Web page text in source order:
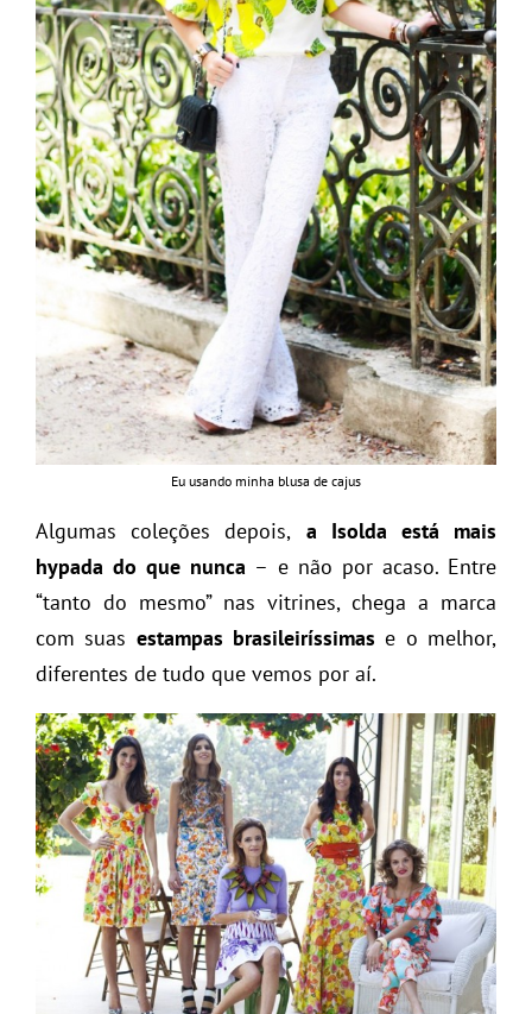
Eu usando minha blusa de cajus
Algumas coleções depois, a Isolda está mais
hypada do que nunca – e não por acaso. Entre
“tanto do mesmo” nas vitrines, chega a marca
com suas estampas brasileiríssimas e o melhor,
diferentes de tudo que vemos por aí.